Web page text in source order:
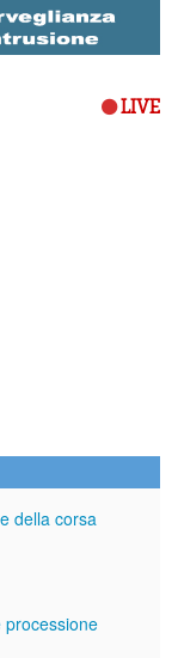
LIVE
della corsa
processione